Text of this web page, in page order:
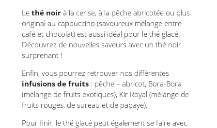
Le thé noirà la cerise, à la pêche abricotée ou plus
original au cappuccino (savoureux mélange entre
café et chocolat) est aussi idéal pour le thé glacé.
Découvrez de nouvelles saveurs avec un thé noir
surprenant !
Enfin, vous pourrez retrouver nos différentes
infusions de fruits: pêche – abricot, Bora-Bora
(mélange de fruits exotiques), Kir Royal (mélange de
fruits rouges, de sureau et de papaye).
Pour finir, le thé glacé peut également se faire avec